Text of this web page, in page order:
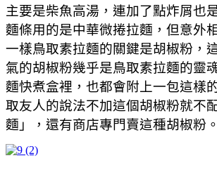
主要是柴魚高湯，連加了點炸屑也
麵條用的是中華微捲拉麵，但意外
一樣鳥取素拉麵的關鍵是胡椒粉，
氣的胡椒粉幾乎是鳥取素拉麵的靈
麵快煮盒裡，也都會附上一包這樣
取友人的說法不加這個胡椒粉就不
麵」，還有商店專門賣這種胡椒粉。